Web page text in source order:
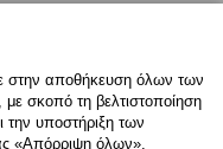
στην αποθήκευση όλων των
σκοπό τη βελτιστοποίηση
την υποστήριξη των
«Απόρριψη όλων»,